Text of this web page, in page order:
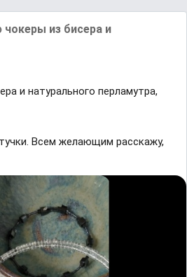
из бисера и
и натурального перламутра,
Всем желающим расскажу,